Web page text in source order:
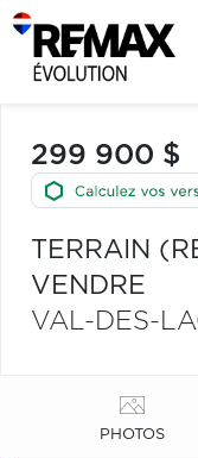
299 900 $
TERRAIN
VENDRE
VAL-DES-
PHOTOS